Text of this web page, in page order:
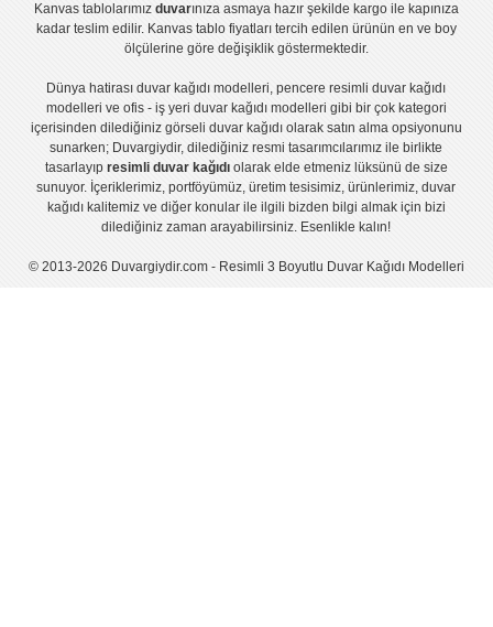
Kanvas tablolarımız duvarınıza asmaya hazır şekilde kargo ile kapınıza
kadar teslim edilir. Kanvas tablo fiyatlarıtercih edilen ürünün en ve boy
ölçülerine göre değişiklik göstermektedir.
Dünya hatirası duvar kağıdı modelleri,pencere resimli duvar kağıdı
modelleri ve ofis - iş yeri duvar kağıdı modelleri gibi bir çok kategori
içerisinden dilediğiniz görseli duvar kağıdı olarak satın alma opsiyonunu
sunarken; Duvargiydir, dilediğiniz resmi tasarımcılarımız ile birlikte
tasarlayıp resimli duvar kağıdıolarak elde etmeniz lüksünü de size
sunuyor. İçeriklerimiz, portföyümüz, üretim tesisimiz, ürünlerimiz, duvar
kağıdı kalitemiz ve diğer konular ile ilgili bizden bilgi almak için bizi
dilediğiniz zaman arayabilirsiniz. Esenlikle kalın!
© 2013-2026 Duvargiydir.com - Resimli 3 Boyutlu Duvar Kağıdı Modelleri